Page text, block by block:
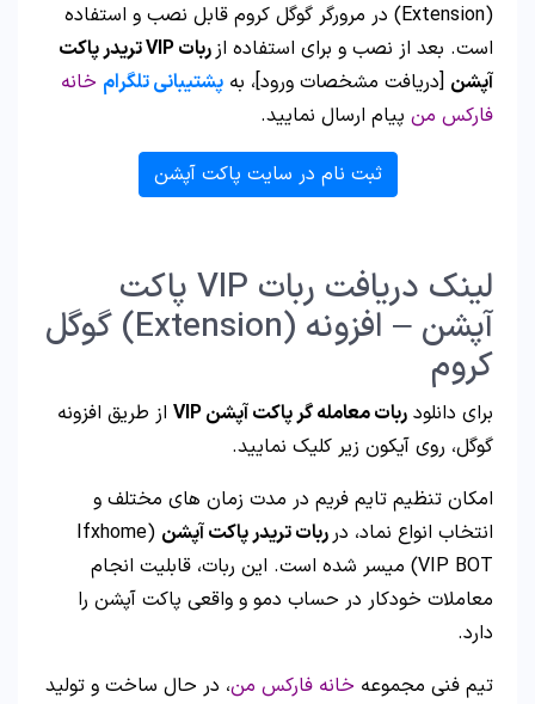
(Extension) در مرورگر گوگل کروم قابل نصب و استفاده
است. بعد از نصب و برای استفاده از
ربات VIP تریدر پاکت
آپشن [دریافت مشخصات ورود]، به پشتیبانی تلگرام خانه
فارکس من پیام ارسال نمایید.
ثبت نام در سایت پاکت آپشن
لینک دریافت ربات VIP پاکت
آپشن – افزونه (Extension) گوگل
کروم
برای دانلود ربات معامله گر پاکت آپشن VIP
از طریق افزونه
گوگل، روی آیکون زیر کلیک نمایید.
امکان تنظیم تایم فریم در مدت زمان های مختلف و
انتخاب انواع نماد، درربات تریدر پاکت آپشن (Ifxhome
VIP BOT) میسر شده است. این ربات، قابلیت انجام
معاملات خودکار در حساب دمو و واقعی پاکت آپشن را
دارد.
تیم فنی مجموعه خانه فارکس من، در حال ساخت و تولید